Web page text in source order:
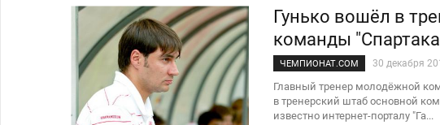
ЧЕМПИОНАТ.COM 30 декабря
Гунько вошёл в
команды
Главный тренер молодёжной
в тренерский штаб основной
известно интернет-порталу "Га...